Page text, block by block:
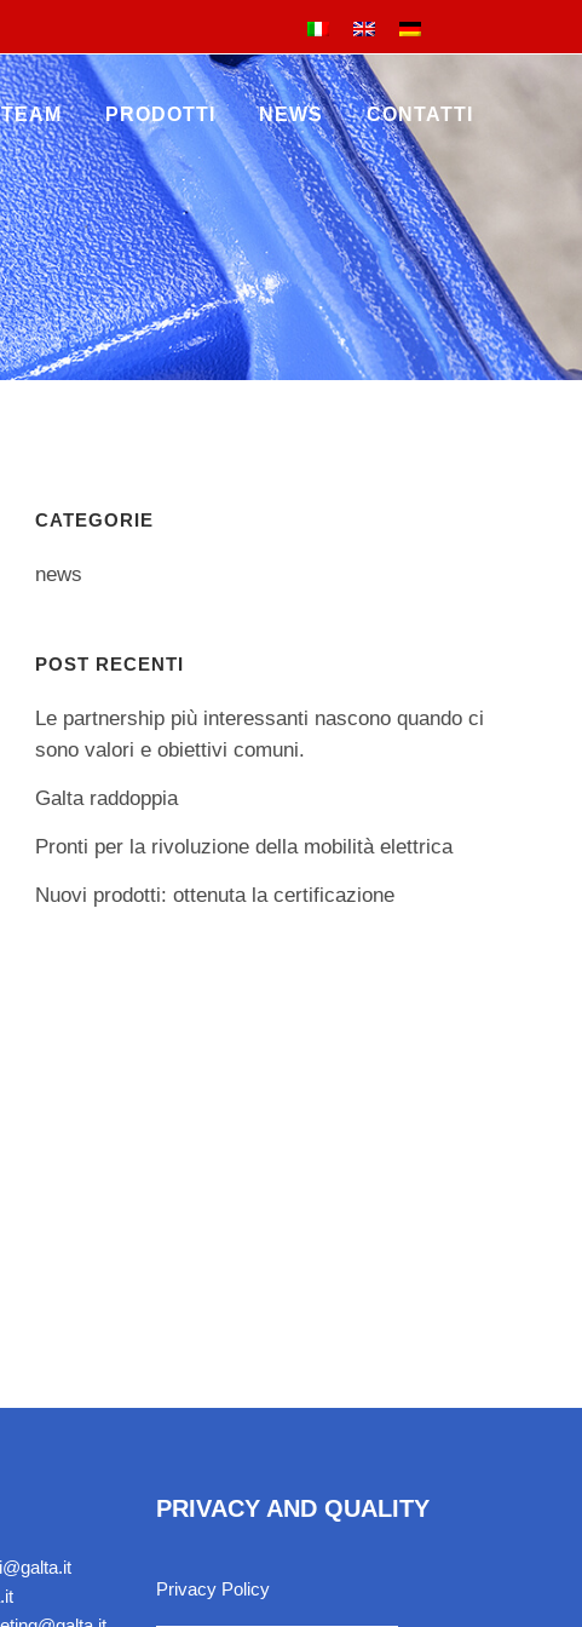
TEAM PRODOTTI NEWS CONTATTI
CATEGORIE
news
POST RECENTI
Le partnership più interessanti nascono quando ci
sono valori e obiettivi comuni.
Galta raddoppia
Pronti per la rivoluzione della mobilità elettrica
Nuovi prodotti: ottenuta la certificazione
PRIVACY AND QUALITY
Privacy Policy